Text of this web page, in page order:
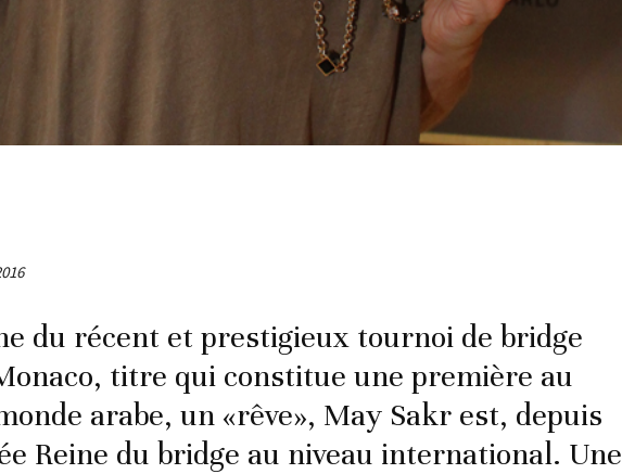
du récent et prestigieux tournoi de bridge
titre qui constitue une première au
arabe, un «rêve», May Sakr est, depuis
Reine du bridge au niveau international. Une